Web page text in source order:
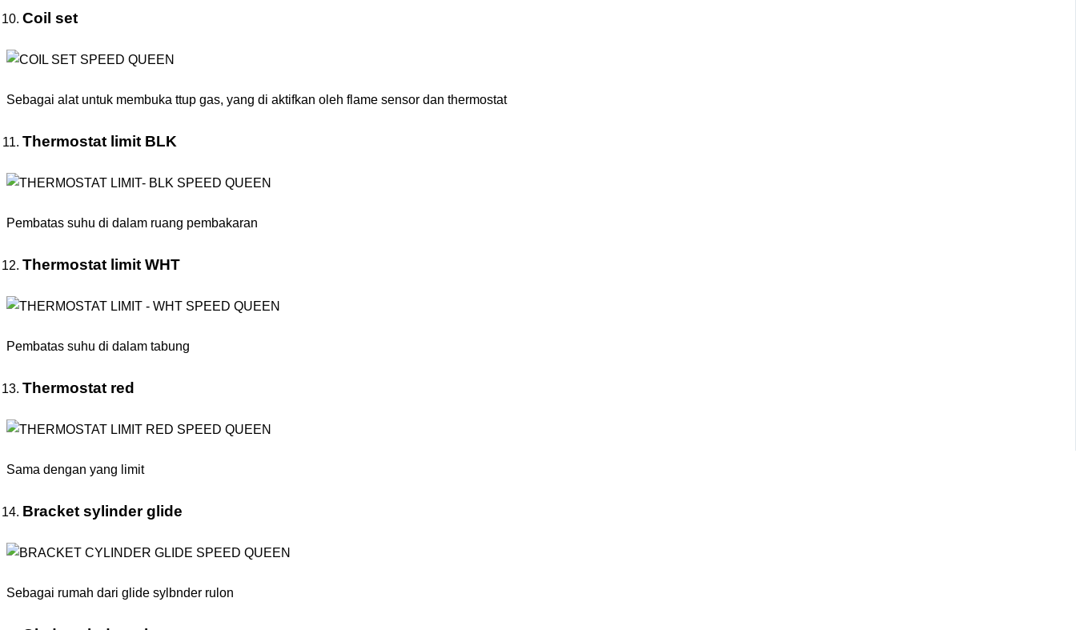
Coil set
Sebagai alat untuk membuka ttup gas, yang di aktifkan oleh flame sensor dan thermostat
Thermostat limit BLK
Pembatas suhu di dalam ruang pembakaran
Thermostat limit WHT
Pembatas suhu di dalam tabung
Thermostat red
Sama dengan yang limit
Bracket sylinder glide
Sebagai rumah dari glide sylbnder rulon